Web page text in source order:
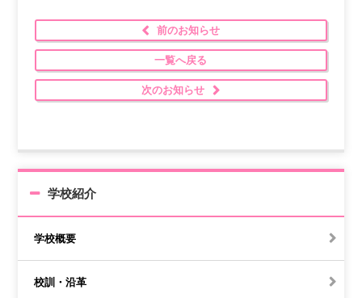
前のお知らせ
一覧へ戻る
次のお知らせ
学校紹介
学校概要
校訓・沿革